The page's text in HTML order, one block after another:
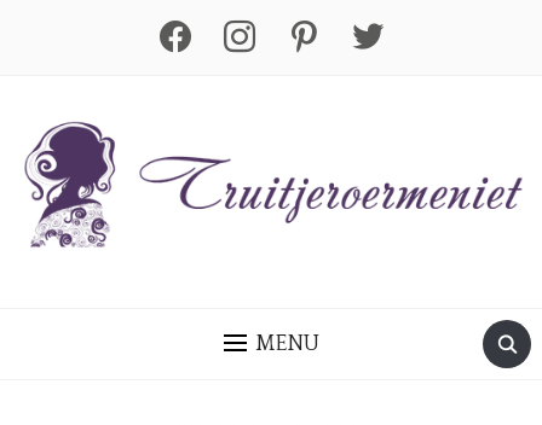
facebook instagram pinterest twitter
MENU